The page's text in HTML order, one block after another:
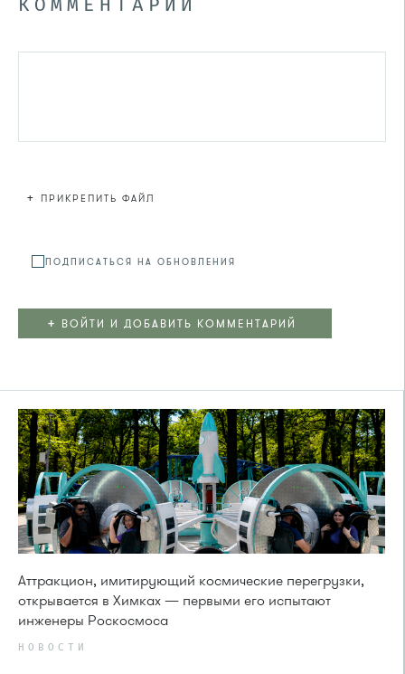
КОММЕНТАРИЙ
+ ПРИКРЕПИТЬ ФАЙЛ
ПОДПИСАТЬСЯ НА ОБНОВЛЕНИЯ
+ ВОЙТИ И ДОБАВИТЬ КОММЕНТАРИЙ
Аттракцион, имитирующий космические перегрузки,
открывается в Химках — первыми его испытают
инженеры Роскосмоса
НОВОСТИ